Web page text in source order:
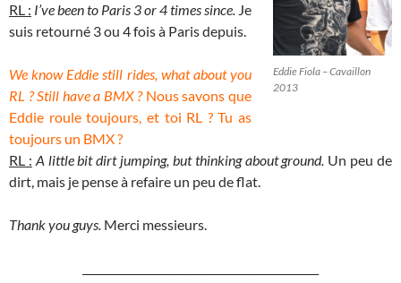
Eddie Fiola – Cavaillon
2013
RL : I’ve been to Paris 3 or 4 times since. Je
suis retourné 3 ou 4 fois à Paris depuis.
We know Eddie still rides, what about you
RL ? Still have a BMX ?Nous savons que
Eddie roule toujours, et toi RL ? Tu as
toujours un BMX ?
RL : A little bit dirt jumping, but thinking about ground. Un peu de
dirt, mais je pense à refaire un peu de flat.
Thank you guys. Merci messieurs.